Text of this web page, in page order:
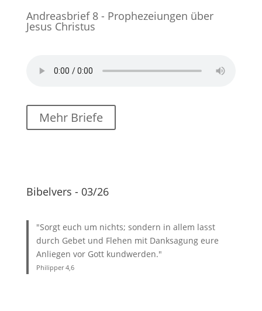
Andreasbrief 8 - Prophezeiungen über
Jesus Christus
Mehr Briefe
Bibelvers - 03/26
"Sorgt euch um nichts; sondern in allem lasst
durch Gebet und Flehen mit Danksagung eure
Anliegen vor Gott kundwerden."
Philipper 4,6